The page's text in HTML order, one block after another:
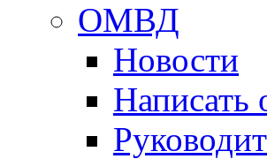
ОМВД
Новости